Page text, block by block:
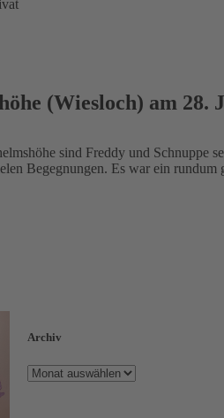
(Wiesloch) am 28.
sind Freddy und Schnuppe
Begegnungen. Es war ein
Archiv